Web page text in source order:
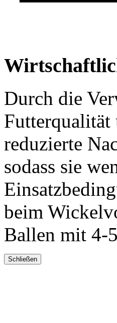
Durch die
reduzierte
sodass sie
beim
Ballen mit 4-
Schließen